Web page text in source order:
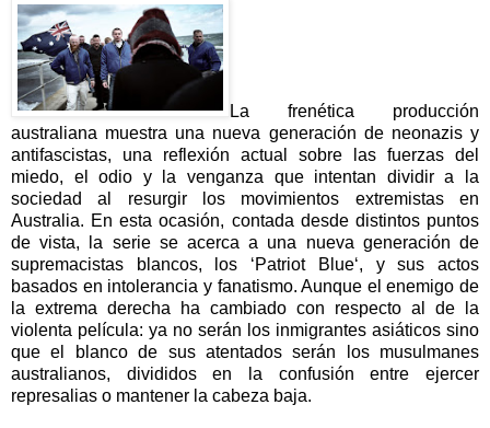
La frenética producción
australiana muestra una nueva generación de neonazis y
antifascistas, una reflexión actual sobre las fuerzas del
miedo, el odio y la venganza que intentan dividir a la
sociedad al resurgir los movimientos extremistas en
Australia. En esta ocasión, contada desde distintos puntos
de vista, la serie se acerca a una nueva generación de
supremacistas blancos, los ‘Patriot Blue‘, y sus actos
basados en intolerancia y fanatismo. Aunque el enemigo de
la extrema derecha ha cambiado con respecto al de la
violenta película: ya no serán los inmigrantes asiáticos sino
que el blanco de sus atentados serán los musulmanes
australianos, divididos en la confusión entre ejercer
represalias o mantener la cabeza baja.